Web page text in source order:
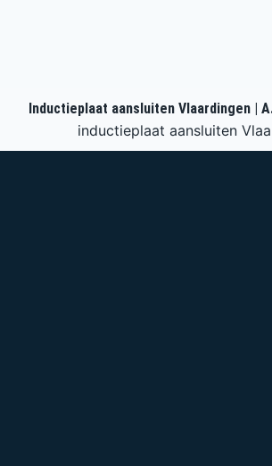
Inductieplaat aansluiten Vlaardingen |
inductieplaat aansluiten